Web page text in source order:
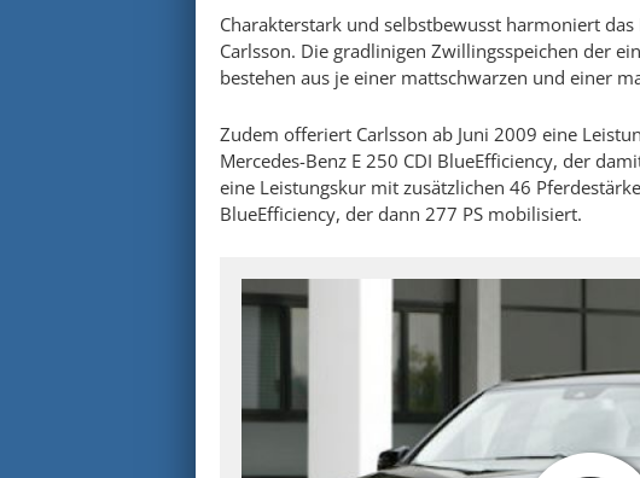
Charakterstark und selbstbewusst harmoniert das
Carlsson. Die gradlinigen Zwillingsspeichen der
bestehen aus je einer mattschwarzen und einer
Zudem offeriert Carlsson ab Juni 2009 eine
Mercedes-Benz E 250 CDI BlueEfficiency, der
eine Leistungskur mit zusätzlichen 46
BlueEfficiency, der dann 277 PS mobilisiert.